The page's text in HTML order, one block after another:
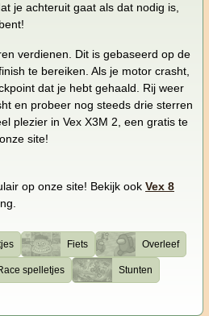
je achteruit gaat als dat nodig is,
verdienen. Dit is gebaseerd op de
te bereiken. Als je motor crasht,
dat je hebt gehaald. Rij weer
en probeer nog steeds drie sterren
plezier in Vex X3M 2, een gratis te
site!
op onze site! Bekijk ook Vex 8
Fiets Overleef
spelletjes Stunten